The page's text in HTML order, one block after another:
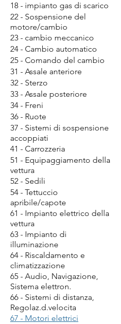
18 - impianto gas di scarico
22 - Sospensione del
motore/cambio
23 - cambio meccanico
24 - Cambio automatico
25 - Comando del cambio
31 - Assale anteriore
32 - Sterzo
33 - Assale posteriore
34 - Freni
36 - Ruote
37 - Sistemi di sospensione
accoppiati
41 - Carrozzeria
51 - Equipaggiamento della
vettura
52 - Sedili
54 - Tettuccio
apribile/capote
61 - Impianto elettrico della
vettura
63 - Impianto di
illuminazione
64 - Riscaldamento e
climatizzazione
65 - Audio, Navigazione,
Sistema elettron.
66 - Sistemi di distanza,
Regolaz.d.velocita
67 - Motori elettrici